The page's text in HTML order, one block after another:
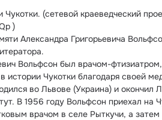
Чукотки. (сетевой краеведческий
)
Александра Григорьевича
Вольфсон был врачом-
истории Чукотки благодаря своей
во Львове (Украина) и окончил
В 1956 году Вольфсон приехал на
врачом в селе Рыткучи, а